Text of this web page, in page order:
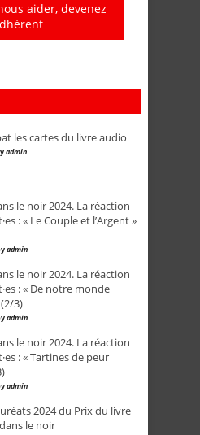
aider, devenez
les cartes du livre audio
admin
le noir 2024. La réaction
: « Le Couple et l’Argent »
admin
le noir 2024. La réaction
: « De notre monde
3)
admin
le noir 2024. La réaction
: « Tartines de peur
admin
2024 du Prix du livre
le noir